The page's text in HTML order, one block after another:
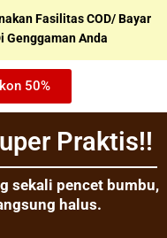
Fasilitas COD/ Bayar
Genggaman Anda
50%
Praktis!!
sekali pencet bumbu,
halus.